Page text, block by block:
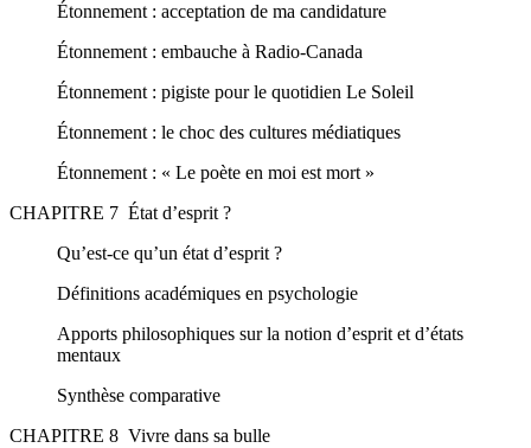
Étonnement : acceptation de ma candidature
Étonnement : embauche à Radio-Canada
Étonnement : pigiste pour le quotidien Le Soleil
Étonnement : le choc des cultures médiatiques
Étonnement : « Le poète en moi est mort »
CHAPITRE 7 État d’esprit ?
Qu’est-ce qu’un état d’esprit ?
Définitions académiques en psychologie
Apports philosophiques sur la notion d’esprit et d’états
mentaux
Synthèse comparative
CHAPITRE 8 Vivre dans sa bulle